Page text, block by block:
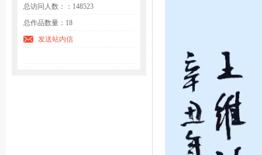
总访问人数：：148523
总作品数量：18
发送站内信